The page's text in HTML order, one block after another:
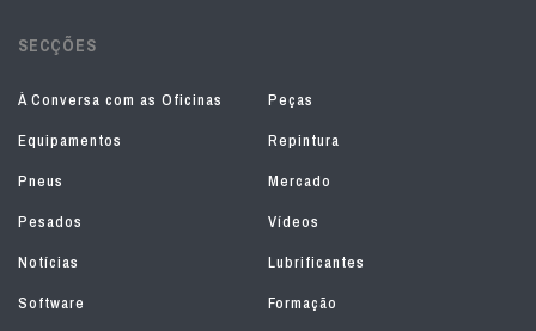
SECÇÕES
À Conversa com as Oficinas
Peças
Equipamentos
Repintura
Pneus
Mercado
Pesados
Vídeos
Notícias
Lubrificantes
Software
Formação